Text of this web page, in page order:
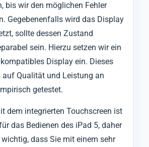
bis wir den möglichen Fehler
Gegebenenfalls wird das Display
sollte dessen Zustand
sein. Hierzu setzen wir ein
Display ein. Dieses
auf Qualität und Leistung an
getestet.
dem integrierten Touchscreen ist
das Bedienen des iPad 5, daher
dass Sie mit einem sehr